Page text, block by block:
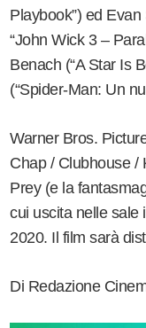
Playbook”) ed
“John Wick 3 –
Benach (“A Star Is
(“Spider-Man: Un
Warner Bros.
Chap / Clubhouse /
Prey (e la
cui uscita nelle sale
2020. Il film sarà
Di Redazione